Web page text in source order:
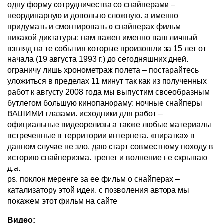
одну форму сотрудничества со снайперами –
неординарную и довольно сложную. а именно
придумать и смонтировать о снайперах фильм
никакой диктатуры: нам важен именно ваш личный
взгляд на те события которые произошли за 15 лет от
начала (19 августа 1993 г.) до сегодняшних дней.
ограничу лишь хронометраж полета – постарайтесь
уложиться в пределах 11 минут так как из полученных
работ к августу 2008 года мы выпустим своеобразным
бутлегом большую кинопанораму: ночные снайперы
ВАШИМИ глазами. исходники для работ –
официальные видеорелизы а также любые материалы
встреченные в территории интернета. «пиратка» в
данном случае не зло. даю старт совместному походу в
историю снайперизма. трепет и волнение не скрываю
д.а.
ps. поклон меренге за ее фильм о снайперах –
катализатору этой идеи. с позволения автора мы
покажем этот фильм на сайте
Видео: